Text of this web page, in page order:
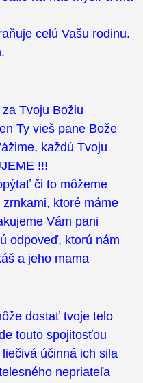
celú Vašu rodinu.
Tvoju Božiu
Ty vieš pane Bože
každú Tvoju
!!!
či to môžeme
ktoré máme
Vám pani
odpoveď, ktorú nám
a jeho mama
dostať tvoje telo
touto spojitosťou
účinná ich sila
nepriateľa